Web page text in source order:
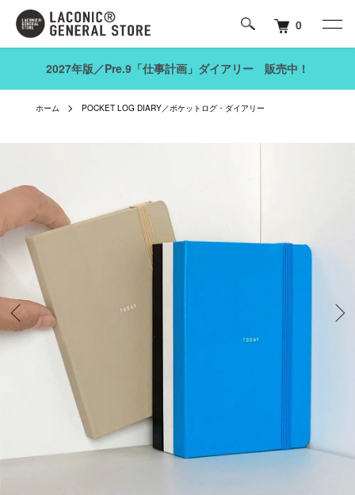
0
2027年版／Pre.9「仕事計画」ダイアリー 販売中！
ホーム POCKET LOG DIARY／ポケットログ・ダイアリー